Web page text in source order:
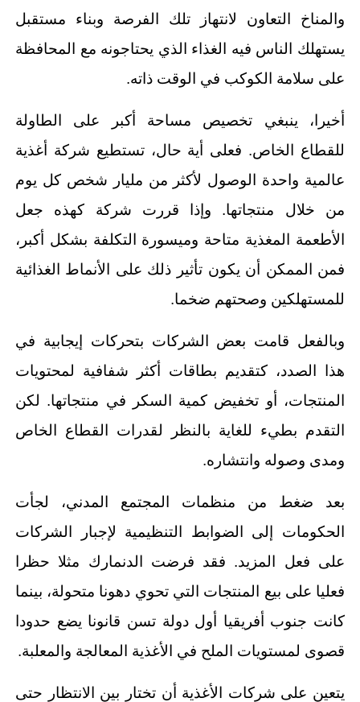
والمناخ التعاون لانتهاز تلك الفرصة وبناء مستقبل
يستهلك الناس فيه الغذاء الذي يحتاجونه مع المحافظة
على سلامة الكوكب في الوقت ذاته.
أخيرا، ينبغي تخصيص مساحة أكبر على الطاولة
للقطاع الخاص. فعلى أية حال، تستطيع شركة أغذية
عالمية واحدة الوصول لأكثر من مليار شخص كل يوم
من خلال منتجاتها. وإذا قررت شركة كهذه جعل
الأطعمة المغذية متاحة وميسورة التكلفة بشكل أكبر،
فمن الممكن أن يكون تأثير ذلك على الأنماط الغذائية
للمستهلكين وصحتهم ضخما.
وبالفعل قامت بعض الشركات بتحركات إيجابية في
هذا الصدد، كتقديم بطاقات أكثر شفافية لمحتويات
المنتجات، أو تخفيض كمية السكر في منتجاتها. لكن
التقدم بطيء للغاية بالنظر لقدرات القطاع الخاص
ومدى وصوله وانتشاره.
بعد ضغط من منظمات المجتمع المدني، لجأت
الحكومات إلى الضوابط التنظيمية لإجبار الشركات
على فعل المزيد. فقد فرضت الدنمارك مثلا حظرا
فعليا على بيع المنتجات التي تحوي دهونا متحولة، بينما
كانت جنوب أفريقيا أول دولة تسن قانونا يضع حدودا
قصوى لمستويات الملح في الأغذية المعالجة والمعلبة.
يتعين على شركات الأغذية أن تختار بين الانتظار حتى